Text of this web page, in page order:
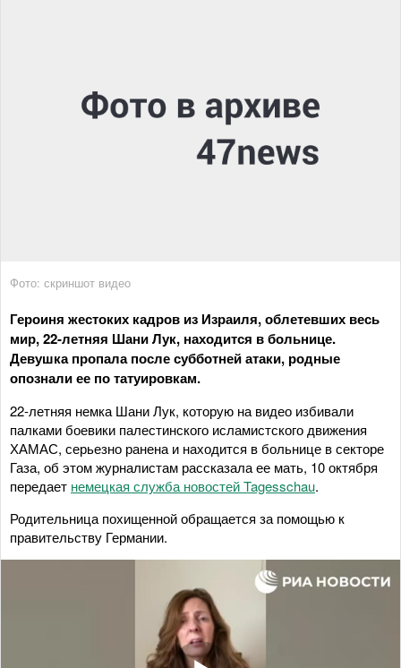
Фото: скриншот видео
Героиня жестоких кадров из Израиля, облетевших весь
мир, 22-летняя Шани Лук, находится в больнице.
Девушка пропала после субботней атаки, родные
опознали ее по татуировкам.
22-летняя немка Шани Лук, которую на видео избивали
палками боевики палестинского исламистского движения
ХАМАС, серьезно ранена и находится в больнице в секторе
Газа, об этом журналистам рассказала ее мать, 10 октября
передает немецкая служба новостей Tagesschau.
Родительница похищенной обращается за помощью к
правительству Германии.